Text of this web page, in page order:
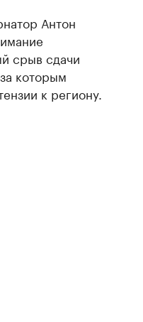
Антон
срыв сдачи
которым
к региону.